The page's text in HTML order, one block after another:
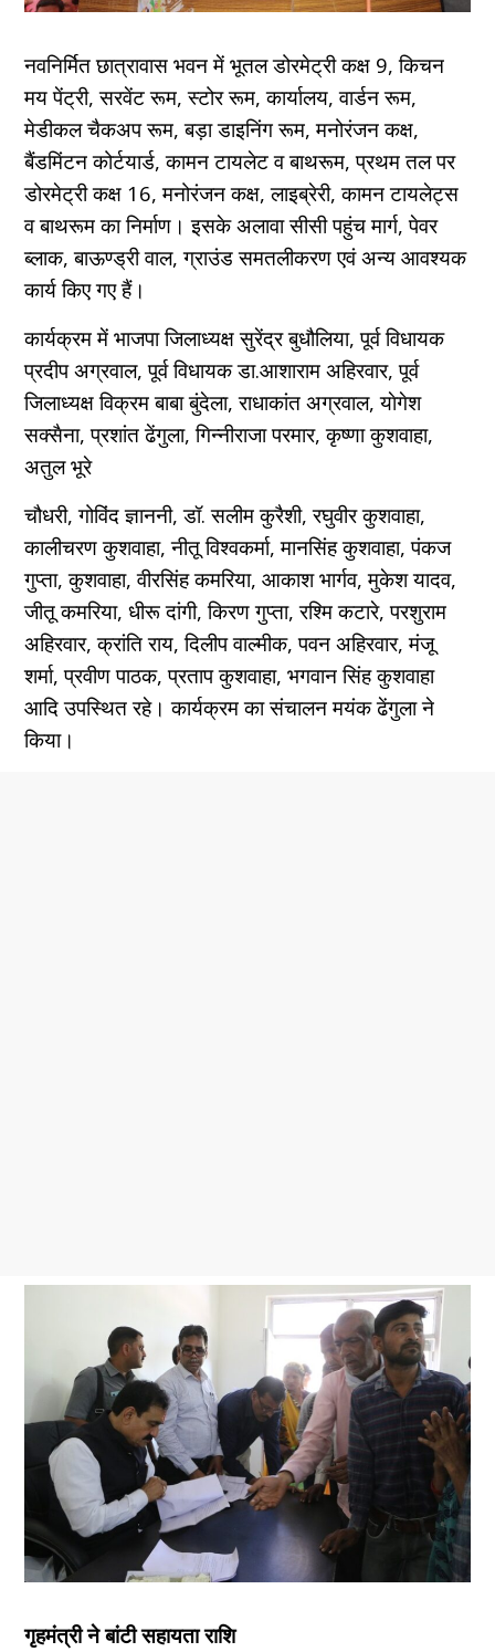
नवनिर्मित छात्रावास भवन में भूतल डोरमेट्री कक्ष 9, किचन
मय पेंट्री, सरवेंट रूम, स्टोर रूम, कार्यालय, वार्डन रूम,
मेडीकल चैकअप रूम, बड़ा डाइनिंग रूम, मनोरंजन कक्ष,
बैंडमिंटन कोर्टयार्ड, कामन टायलेट व बाथरूम, प्रथम तल पर
डोरमेट्री कक्ष 16, मनोरंजन कक्ष, लाइब्रेरी, कामन टायलेट्स
व बाथरूम का निर्माण। इसके अलावा सीसी पहुंच मार्ग, पेवर
ब्लाक, बाऊण्ड्री वाल, ग्राउंड समतलीकरण एवं अन्य आवश्यक
कार्य किए गए हैं।
कार्यक्रम में भाजपा जिलाध्यक्ष सुरेंद्र बुधौलिया, पूर्व विधायक
प्रदीप अग्रवाल, पूर्व विधायक डा.आशाराम अहिरवार, पूर्व
जिलाध्यक्ष विक्रम बाबा बुंदेला, राधाकांत अग्रवाल, याेगेश
सक्सैना, प्रशांत ढेंगुला, गिन्नीराजा परमार, कृष्णा कुशवाहा,
अतुल भूरे
चौधरी, गोविंद ज्ञाननी, डॉ. सलीम कुरैशी, रघुवीर कुशवाहा,
कालीचरण कुशवाहा, नीतू विश्वकर्मा, मानसिंह कुशवाहा, पंकज
गुप्ता, कुशवाहा, वीरसिंह कमरिया, आकाश भार्गव, मुकेश यादव,
जीतू कमरिया, धीरू दांगी, किरण गुप्ता, रश्मि कटारे, परशुराम
अहिरवार, क्रांति राय, दिलीप वाल्मीक, पवन अहिरवार, मंजू
शर्मा, प्रवीण पाठक, प्रताप कुशवाहा, भगवान सिंह कुशवाहा
आदि उपस्थित रहे। कार्यक्रम का संचालन मयंक ढेंगुला ने
किया।
गृहमंत्री ने बांटी सहायता राशि